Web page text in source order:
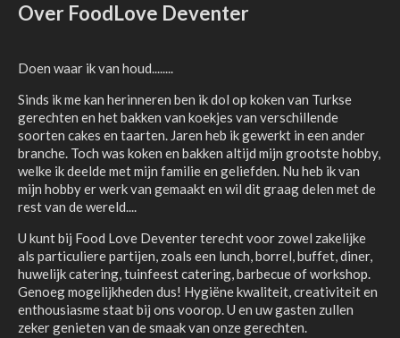
Over FoodLove Deventer
Doen waar ik van houd........
Sinds ik me kan herinneren ben ik dol op koken van Turkse
gerechten en het bakken van koekjes van verschillende
soorten cakes en taarten. Jaren heb ik gewerkt in een ander
branche. Toch was koken en bakken altijd mijn grootste hobby,
welke ik deelde met mijn familie en geliefden. Nu heb ik van
mijn hobby er werk van gemaakt en wil dit graag delen met de
rest van de wereld....
U kunt bij Food Love Deventer terecht voor zowel zakelijke
als particuliere partijen, zoals een lunch, borrel, buffet, diner,
huwelijk catering, tuinfeest catering, barbecue of workshop.
Genoeg mogelijkheden dus! Hygiëne kwaliteit, creativiteit en
enthousiasme staat bij ons voorop. U en uw gasten zullen
zeker genieten van de smaak van onze gerechten.